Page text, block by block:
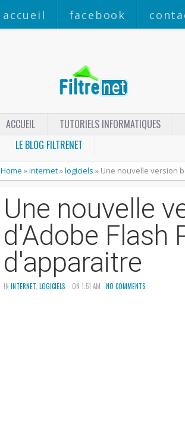
accueil facebook
ACCUEIL TUTORIELS INFORMATIQUES
LE BLOG FILTRENET
Home »internet»logiciels » Une nouvelle version
Une nouvelle
d'Adobe Flash
d'apparaitre
IN INTERNET LOGICIELS - ON 1:51 AM -NO COMMENTS